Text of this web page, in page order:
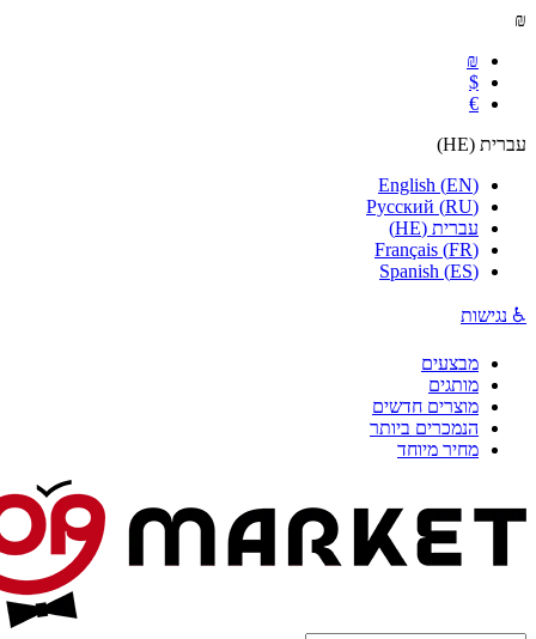
₪
₪
$
€
עברית (
HE
)
English (EN)
Русский (RU)
עברית (
HE
)
Français (FR)
Spanish (ES)
♿ נגישות
מבצעים
מותגים
מוצרים חדשים
הנמכרים ביותר
מחיר מיוחד